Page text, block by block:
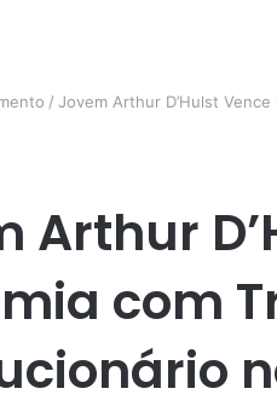
/ Jovem Arthur D’Hulst
Arthur
com